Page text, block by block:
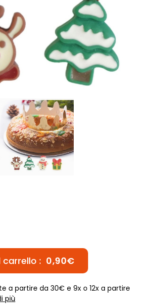
: 0,90€
a partire da 30€ e 9x o 12x a partire
più